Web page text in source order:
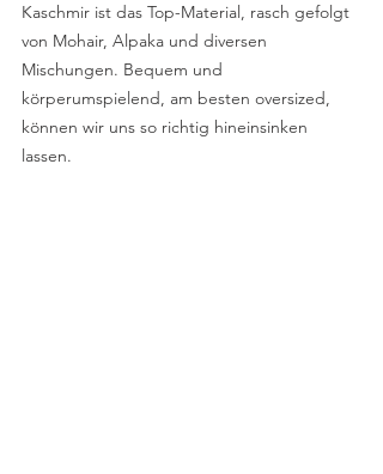
Kaschmir ist das Top-Material, rasch gefolgt
von Mohair, Alpaka und diversen
Mischungen. Bequem und
körperumspielend, am besten oversized,
können wir uns so richtig hineinsinken
lassen.